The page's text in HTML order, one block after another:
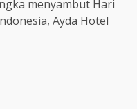
menyambut Hari
Ayda Hotel